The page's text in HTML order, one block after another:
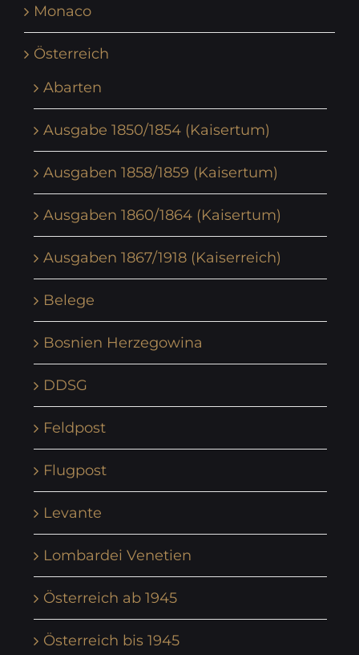
Monaco
Österreich
Abarten
Ausgabe 1850/1854 (Kaisertum)
Ausgaben 1858/1859 (Kaisertum)
Ausgaben 1860/1864 (Kaisertum)
Ausgaben 1867/1918 (Kaiserreich)
Belege
Bosnien Herzegowina
DDSG
Feldpost
Flugpost
Levante
Lombardei Venetien
Österreich ab 1945
Österreich bis 1945